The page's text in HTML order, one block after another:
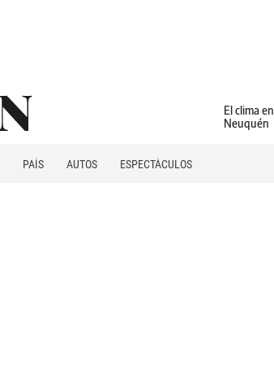
El clima en
Neuquén
PAÍS AUTOS
ESPECTÁCULOS